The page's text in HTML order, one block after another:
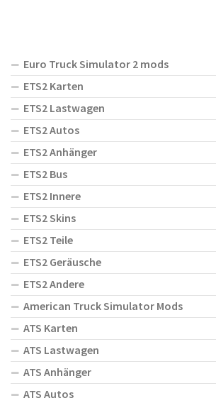
Euro Truck Simulator 2 mods
ETS2 Karten
ETS2 Lastwagen
ETS2 Autos
ETS2 Anhänger
ETS2 Bus
ETS2 Innere
ETS2 Skins
ETS2 Teile
ETS2 Geräusche
ETS2 Andere
American Truck Simulator Mods
ATS Karten
ATS Lastwagen
ATS Anhänger
ATS Autos